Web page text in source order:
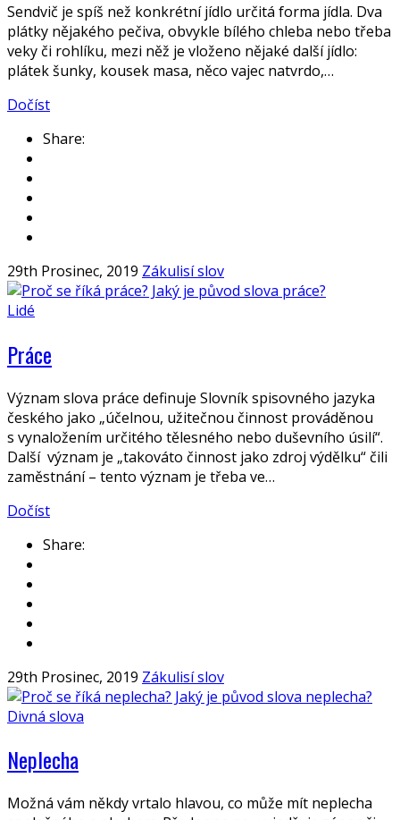
Sendvič je spíš než konkrétní jídlo určitá forma jídla. Dva
plátky nějakého pečiva, obvykle bílého chleba nebo třeba
veky či rohlíku, mezi něž je vloženo nějaké další jídlo:
plátek šunky, kousek masa, něco vajec natvrdo,…
Dočíst
Share:
29th Prosinec, 2019 Zákulisí slov
Lidé
Práce
Význam slova práce definuje Slovník spisovného jazyka
českého jako „účelnou, užitečnou činnost prováděnou
s vynaložením určitého tělesného nebo duševního úsilí“.
Další význam je „takováto činnost jako zdroj výdělku“ čili
zaměstnání – tento význam je třeba ve…
Dočíst
Share:
29th Prosinec, 2019 Zákulisí slov
Divná slova
Neplecha
Možná vám někdy vrtalo hlavou, co může mít neplecha